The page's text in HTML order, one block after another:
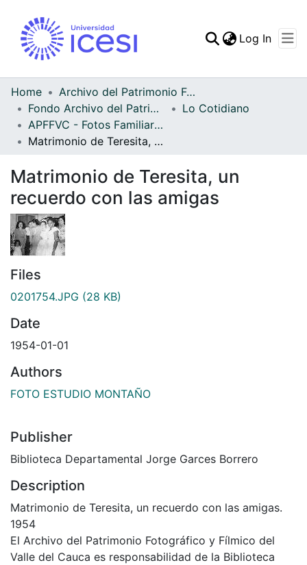
Statistics
Log In
Home
Archivo del Patrimonio Fotográfico y Fílmico del Valle del Cauca
Fondo Archivo del Patrimonio Fotográfico y Fílmico del Valle del Cauca
Lo Cotidiano
APFFVC - Fotos Familiares - Patrimonial
Matrimonio de Teresita, un recuerdo con las amigas
Matrimonio de Teresita, un
recuerdo con las amigas
Files
0201754.JPG (28 KB)
Date
1954-01-01
Authors
FOTO ESTUDIO MONTAÑO
Publisher
Biblioteca Departamental Jorge Garces Borrero
Description
Matrimonio de Teresita, un recuerdo con las amigas.
1954
El Archivo del Patrimonio Fotográfico y Fílmico del
Valle del Cauca es responsabilidad de la Biblioteca